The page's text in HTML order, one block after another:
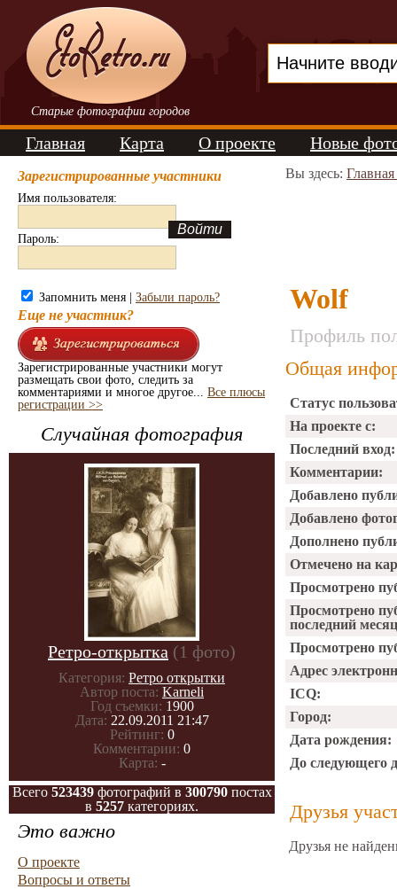
Старые фотографии городов
Главная Карта О проекте Новые
Зарегистрированные участники
Имя пользователя:
Пароль:
Запомнить меня | Забыли пароль?
Еще не участник?
Зарегистрированные участники могут
размещать свои фото, следить за
комментариями и многое другое... Все плюсы
регистрации >>
Случайная фотография
Ретро-открытка (1 фото)
Категория: Ретро открытки
Автор поста: Karneli
Год съемки: 1900
Дата: 22.09.2011 21:47
Рейтинг: 0
Комментарии: 0
Карта: -
Всего 523439фотографий в 300790постах
в 5257 категориях.
Это важно
О проекте
Вопросы и ответы
Вы здесь:
Wolf
Профиль
Общая
Статус
На проекте с:
Последний вход:
Комментарии:
Добавлено
Добавлено
Дополнено
Отмечено на
Просмотрено
Просмотрено
последний
Просмотрено
Адрес
ICQ:
Город:
Дата рождения:
До следующего
Друзья
Друзья не